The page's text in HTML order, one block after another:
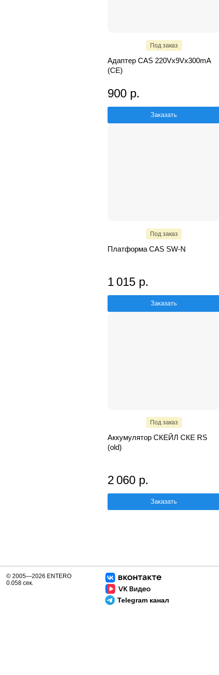
Под заказ
Адаптер CAS 220Vx9Vx300mA
(CE)
900 р.
Заказать
Под заказ
Платформа CAS SW-N
1 015 р.
Заказать
Под заказ
Аккумулятор СКЕЙЛ СКЕ RS
(old)
2 060 р.
Заказать
Telegram канал
© 2005—2026 ENTERO
0.058 сек.